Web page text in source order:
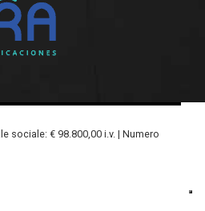
sociale: € 98.800,00 i.v. | Numero